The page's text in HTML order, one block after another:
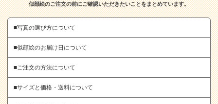
似顔絵のご注文の前にご確認いただきたいことをまとめています。
■写真の選び方について
■似顔絵のお届け日について
■ご注文の方法について
■サイズと価格・送料について